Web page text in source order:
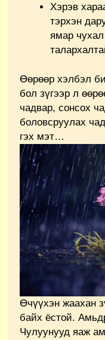
Хэрэв
тэрхэн
ямар чухал
Өөрөөр хэлбэл
бол зүгээр л
чадвар, сонсох
боловсруулах
гэх мэт…
Өчүүхэн жаахан
байх ёстой.
Чулуунууд яаж